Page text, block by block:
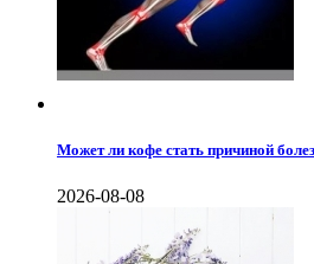
Может ли кофе стать причиной
2026-08-08